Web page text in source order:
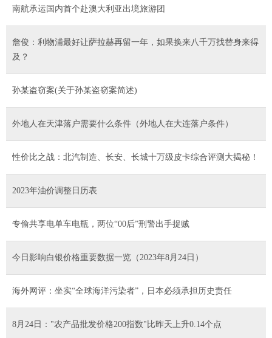
南航承运国内首个赴澳大利亚出境旅游团
詹俊：利物浦最好让萨拉赫再留一年，如果换来八千万找替身来得
及？
孙某盗窃案(关于孙某盗窃案简述)
外地人在天津落户需要什么条件（外地人在大连落户条件）
性价比之战：北汽制造、长安、长城十万级皮卡综合评测大揭秘！
2023年油价调整日历表
专偷共享电单车电瓶，两位“00后”刑警出手捉贼
今日影响白银价格重要数据一览（2023年8月24日）
海外网评：坐实“全球海洋污染者”，日本必须承担历史责任
8月24日："农产品批发价格200指数"比昨天上升0.14个点